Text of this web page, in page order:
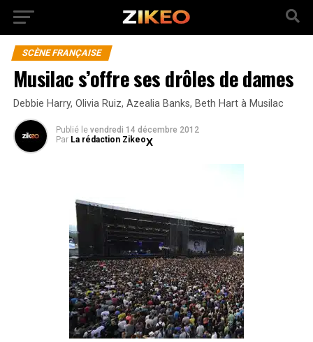
SCÈNE FRANÇAISE
Musilac s’offre ses drôles de dames
Debbie Harry, Olivia Ruiz, Azealia Banks, Beth Hart à Musilac
Publié le vendredi 14 décembre 2012
Par La rédaction Zikeo